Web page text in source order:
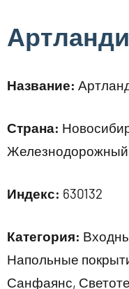
Название:
Страна:
Индекс: 630132
Категория:
Напольные
Санфаянс,